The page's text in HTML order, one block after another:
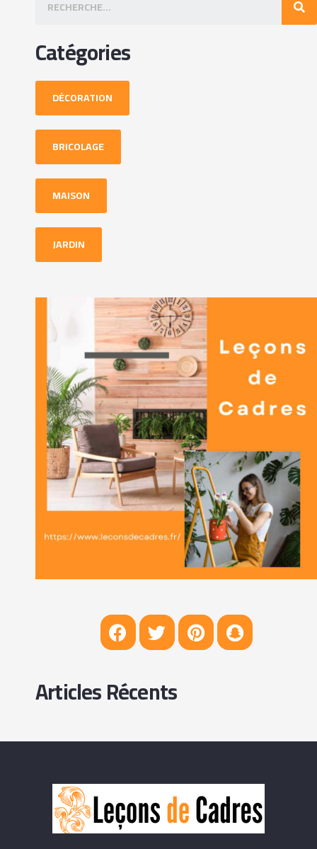
Catégories
DÉCORATION
BRICOLAGE
MAISON
JARDIN
Articles Récents